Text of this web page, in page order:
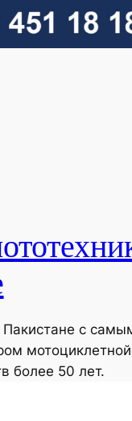
с
более 50 лет.